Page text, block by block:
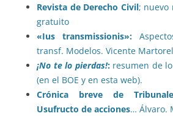
Revista de Derecho Civil; nuevo
gratuito
«Ius transmissionis»:
transf. Modelos. Vicente
¡No te lo pierdas!: resumen de
(en el BOE y en esta web).
Crónica breve de
Usufructo de acciones… Álvaro.